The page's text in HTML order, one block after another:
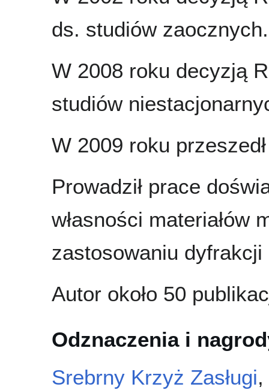
ds. studiów zaocznych.
W 2008 roku decyzją
studiów
W 2009 roku
Prowadził prace
własności materiałów
zastosowaniu
Autor około 50
Odznaczenia i
Srebrny Krzyż Zasługi,